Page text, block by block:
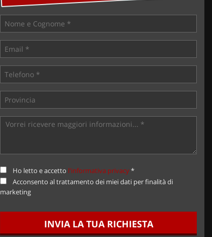
Ho letto e accetto l'informativa privacy*
Acconsento al trattamento dei miei dati per finalità di
marketing
INVIA LA TUA RICHIESTA